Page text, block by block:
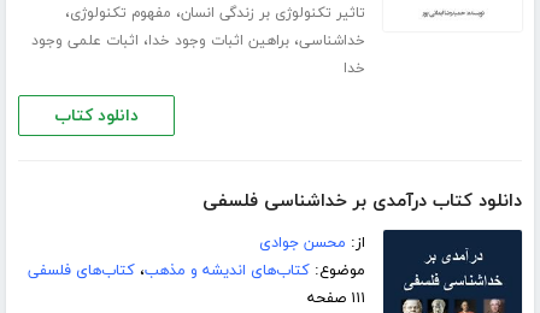
تاثیر تکنولوژی بر زندگی انسان، مفهوم تکنولوژی،
خداشناسی،براهین اثبات وجود خدا، اثبات علمی وجود
خدا
دانلود کتاب
دانلود کتاب درآمدی بر خداشناسی فلسفی
از: محسن جوادی
موضوع:کتاب‌های اندیشه و مذهب،کتاب‌های فلسفی
۱۱۱ صفحه